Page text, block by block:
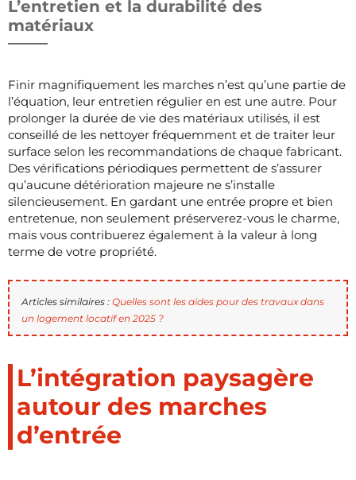
L’entretien et la durabilité des
matériaux
Finir magnifiquement les marches n’est qu’une partie de
l’équation, leur entretien régulier en est une autre. Pour
prolonger la durée de vie des matériaux utilisés, il est
conseillé de les nettoyer fréquemment et de traiter leur
surface selon les recommandations de chaque fabricant.
Des vérifications périodiques permettent de s’assurer
qu’aucune détérioration majeure ne s’installe
silencieusement. En gardant une entrée propre et bien
entretenue, non seulement préserverez-vous le charme,
mais vous contribuerez également à la valeur à long
terme de votre propriété.
Articles similaires : Quelles sont les aides pour des travaux dans
un logement locatif en 2025 ?
L’intégration paysagère
autour des marches
d’entrée